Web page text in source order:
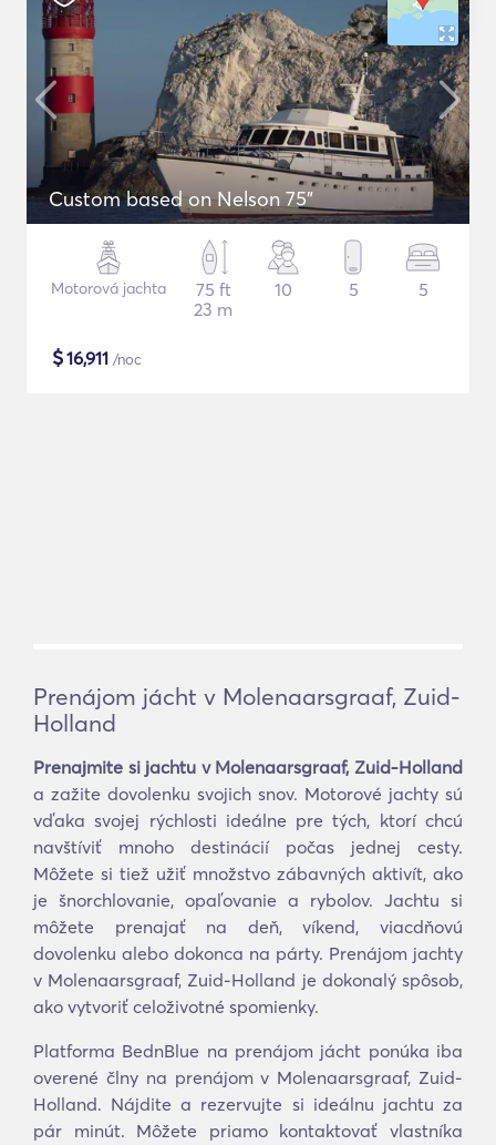
Custom based on Nelson 75"
Motorová jachta
75 ft
23 m
10 5 5
$16,911 /noc
Prenájom jácht v Molenaarsgraaf, Zuid-
Holland
Prenajmite si jachtu v Molenaarsgraaf, Zuid-Holland
a zažite dovolenku svojich snov. Motorové jachty sú
vďaka svojej rýchlosti ideálne pre tých, ktorí chcú
navštíviť mnoho destinácií počas jednej cesty.
Môžete si tiež užiť množstvo zábavných aktivít, ako
je šnorchlovanie, opaľovanie a rybolov. Jachtu si
môžete prenajať na deň, víkend, viacdňovú
dovolenku alebo dokonca na párty. Prenájom jachty
v Molenaarsgraaf, Zuid-Holland je dokonalý spôsob,
ako vytvoriť celoživotné spomienky.
Platforma BednBlue na prenájom jácht ponúka iba
overené člny na prenájom v Molenaarsgraaf, Zuid-
Holland. Nájdite a rezervujte si ideálnu jachtu za
pár minút. Môžete priamo kontaktovať vlastníka